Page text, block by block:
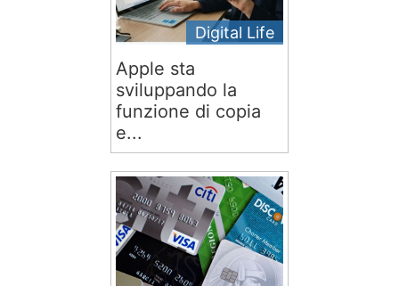
Digital Life
Apple sta
sviluppando la
funzione di copia
e...